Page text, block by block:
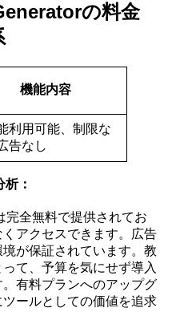
の料金
機能内容
利用可能、制限な
告なし
：
完全無料で提供されてお
アクセスできます。広告
が保証されています。教
て、予算を気にせず導入
有料プランへのアップグ
ールとしての価値を追求